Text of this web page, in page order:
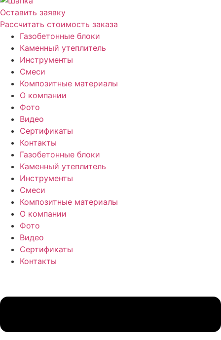
Оставить заявку
Рассчитать стоимость заказа
Газобетонные блоки
Каменный утеплитель
Инструменты
Смеси
Композитные материалы
О компании
Фото
Видео
Сертификаты
Контакты
Газобетонные блоки
Каменный утеплитель
Инструменты
Смеси
Композитные материалы
О компании
Фото
Видео
Сертификаты
Контакты